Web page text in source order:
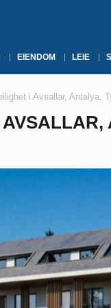
EIENDOM LEIE
i Avsallar, Antalya,